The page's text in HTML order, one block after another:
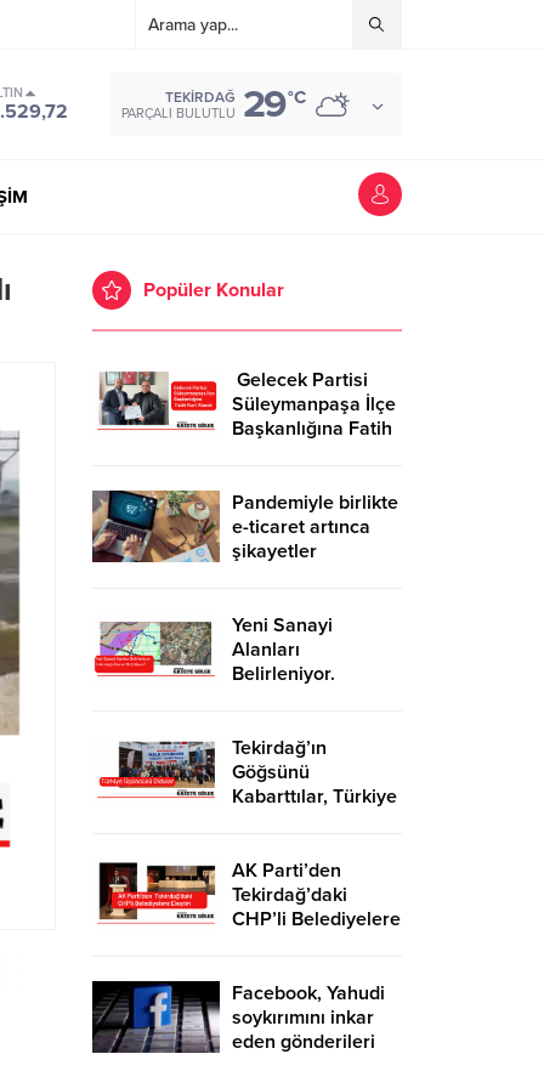
TEKIRDAĞ
PARÇALI BULUTLU 29°C
Popüler Konular
Gelecek Partisi
Süleymanpaşa İlçe
Başkanlığına Fatih
Pandemiyle birlikte
e-ticaret artınca
şikayetler
Yeni Sanayi
Alanları
Belirleniyor.
Tekirdağ’ın
Göğsünü
Kabarttılar, Türkiye
AK Parti’den
Tekirdağ’daki
CHP’li Belediyelere
Facebook, Yahudi
soykırımını inkar
eden gönderileri